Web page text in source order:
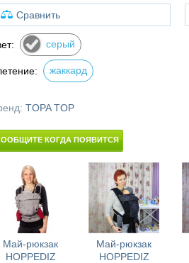
Сравнить
серый
жаккард
TOPA TOP
КОГДА ПОЯВИТСЯ
Май-рюкзак
HOPPEDIZ
Май-рюкзак
HOPPEDIZ